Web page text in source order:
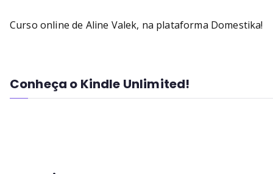
Curso online de Aline Valek, na plataforma Domestika!
Conheça o Kindle Unlimited!